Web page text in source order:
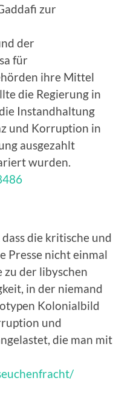
zur
der
für
ihre Mittel
die Regierung in
Instandhaltung
und Korruption in
ausgezahlt
wurden.
die kritische und
Presse nicht einmal
zu der libyschen
in der niemand
Kolonialbild
und
die man mit